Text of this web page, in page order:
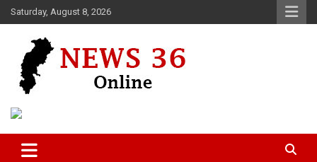
Skip
to
Saturday, August 8, 2026
News 36